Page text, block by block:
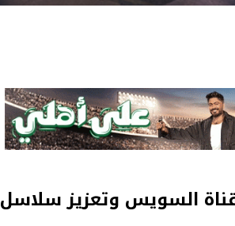
السويس وتعزيز سلاسل